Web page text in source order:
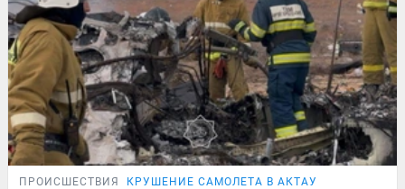
ПРОИСШЕСТВИЯ КРУШЕНИЕ САМОЛЕТА В АКТАУ